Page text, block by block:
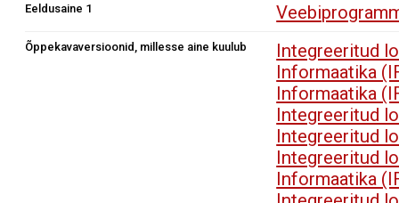
Eeldusaine 1
Õppekavaversioonid, millesse aine kuulub
Integreeritud
Informaatika
Informaatika
Integreeritud
Integreeritud
Integreeritud
Informaatika